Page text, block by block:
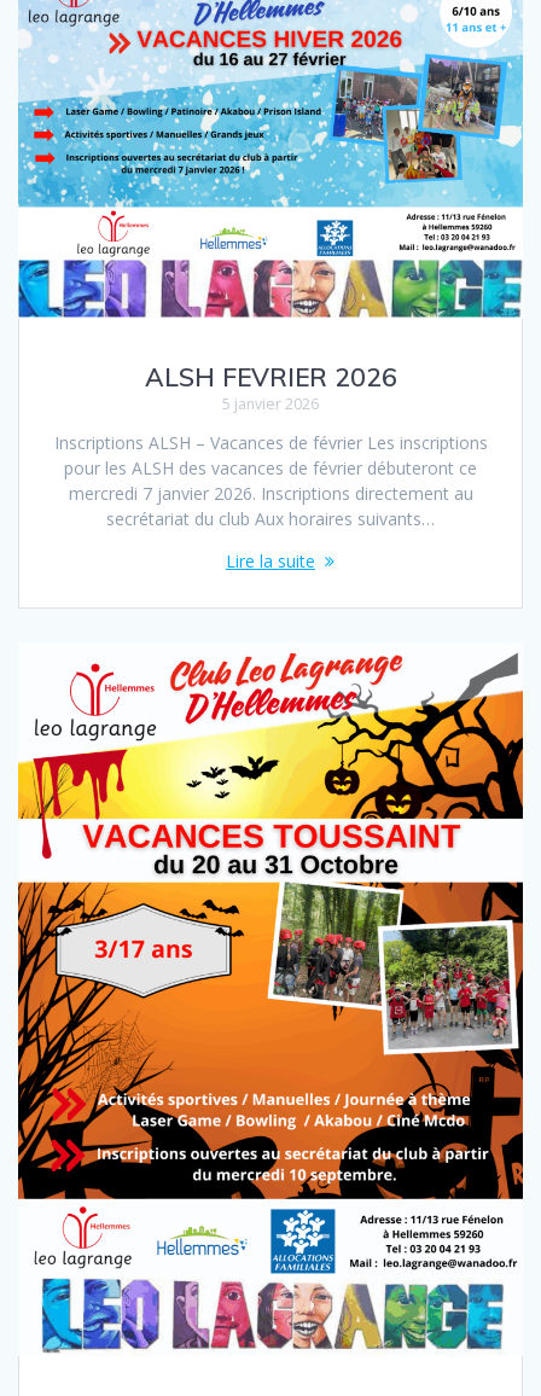
ALSH FEVRIER 2026
5 janvier 2026
Inscriptions ALSH – Vacances de février Les inscriptions
pour les ALSH des vacances de février débuteront ce
mercredi 7 janvier 2026. Inscriptions directement au
secrétariat du club Aux horaires suivants…
Lire la suite